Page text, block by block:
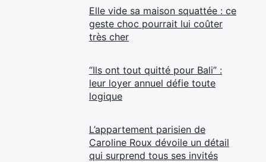
Elle vide sa maison squattée : ce
geste choc pourrait lui coûter
très cher
“Ils ont tout quitté pour Bali” :
leur loyer annuel défie toute
logique
L’appartement parisien de
Caroline Roux dévoile un détail
qui surprend tous ses invités